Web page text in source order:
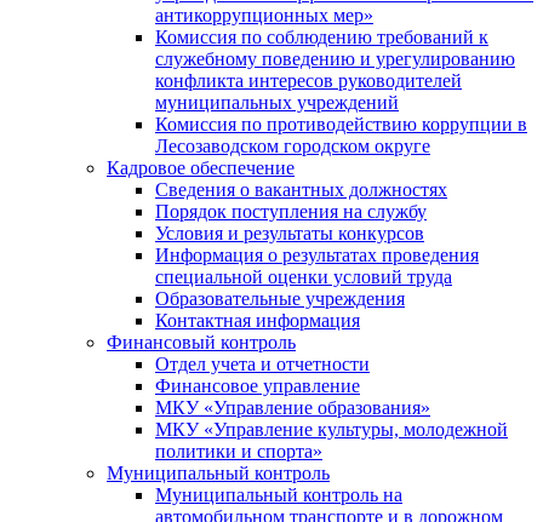
антикоррупционных мер»
Комиссия по соблюдению требований к
служебному поведению и урегулированию
конфликта интересов руководителей
муниципальных учреждений
Комиссия по противодействию коррупции в
Лесозаводском городском округе
Кадровое обеспечение
Сведения о вакантных должностях
Порядок поступления на службу
Условия и результаты конкурсов
Информация о результатах проведения
специальной оценки условий труда
Образовательные учреждения
Контактная информация
Финансовый контроль
Отдел учета и отчетности
Финансовое управление
МКУ «Управление образования»
МКУ «Управление культуры, молодежной
политики и спорта»
Муниципальный контроль
Муниципальный контроль на
автомобильном транспорте и в дорожном